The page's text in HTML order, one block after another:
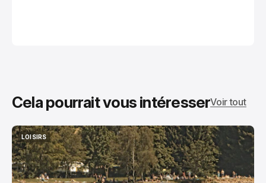
Cela pourrait vous intéresserVoir tout
LOISIRS
LOISIRS